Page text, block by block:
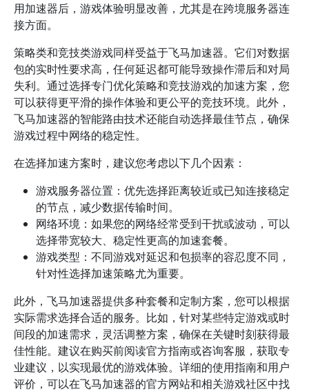
用加速器后，游戏体验明显改善，尤其是在跨境服务器连
接方面。
策略类和竞技类游戏同样受益于飞马加速器。它们对数据
包的实时性要求高，任何延迟都可能导致操作滞后和对局
失利。通过选择专门优化策略和竞技游戏的加速方案，您
可以获得更平滑的操作体验和更公平的竞技环境。此外，
飞马加速器的智能路由技术还能自动选择最佳节点，确保
游戏过程中网络的稳定性。
在选择加速方案时，建议您考虑以下几个因素：
游戏服务器位置：优先选择距离较近或已知连接稳定
的节点，减少数据传输时间。
网络环境：如果您的网络经常受到干扰或波动，可以
选择带宽较大、稳定性更高的加速套餐。
游戏类型：不同游戏对延迟和包损率的容忍度不同，
针对性选择加速策略尤为重要。
此外，飞马加速器提供多种套餐和定制方案，您可以根据
实际需求选择合适的服务。比如，针对某些特定游戏或时
间段的加速需求，灵活调整方案，确保在关键时刻获得最
佳性能。建议在购买前阅读官方指南或咨询客服，获取专
业建议，以实现最优的游戏体验。详细的使用指南和用户
评价，可以在飞马加速器的官方网站和相关游戏社区中找